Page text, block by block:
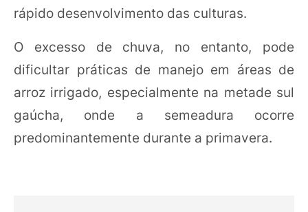
rápido desenvolvimento das culturas.
O excesso de chuva, no entanto, pode
dificultar práticas de manejo em áreas de
arroz irrigado, especialmente na metade sul
gaúcha, onde a semeadura ocorre
predominantemente durante a primavera.